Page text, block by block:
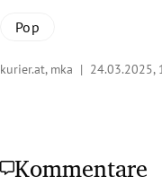
Pop
kurier.at, mka | 24.03.2025,
Kommentare